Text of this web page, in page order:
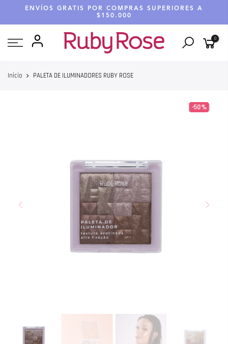
ENVÍOS GRATIS POR COMPRAS SUPERIORES A
$150.000
0
Inicio PALETA DE ILUMINADORES RUBY ROSE
-50%